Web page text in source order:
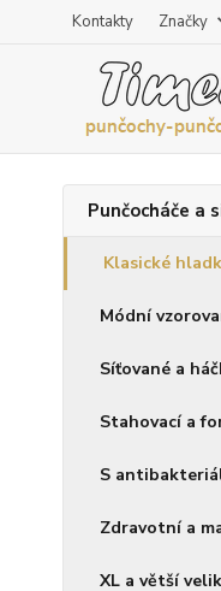
Kontakty Značky
Punčocháče a
Klasické
Módní
Síťované a
Stahovací a
S
Zdravotní a
XL a větší